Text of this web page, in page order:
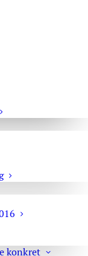
konkret
zählt jede
Ihnen